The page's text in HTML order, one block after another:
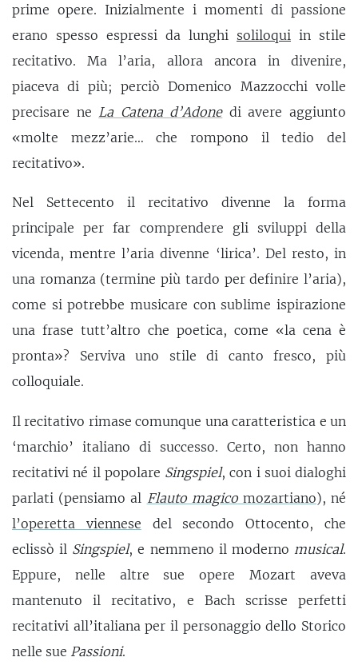
prime opere. Inizialmente i momenti di passione
erano spesso espressi da lunghi soliloqui in stile
recitativo. Ma l’aria, allora ancora in divenire,
piaceva di più; perciò Domenico Mazzocchi volle
precisare ne La Catena d’Adonedi avere aggiunto
«molte mezz’arie… che rompono il tedio del
recitativo».
Nel Settecento il recitativo divenne la forma
principale per far comprendere gli sviluppi della
vicenda, mentre l’aria divenne ‘lirica’. Del resto, in
una romanza (termine più tardo per definire l’aria),
come si potrebbe musicare con sublime ispirazione
una frase tutt’altro che poetica, come «la cena è
pronta»? Serviva uno stile di canto fresco, più
colloquiale.
Il recitativo rimase comunque una caratteristica e un
‘marchio’ italiano di successo. Certo, non hanno
recitativi né il popolare Singspiel, con i suoi dialoghi
parlati (pensiamo al Flauto magicomozartiano), né
l’operetta viennese del secondo Ottocento, che
eclissò il Singspiel, e nemmeno il moderno musical.
Eppure, nelle altre sue opere Mozart aveva
mantenuto il recitativo, e Bach scrisse perfetti
recitativi all’italiana per il personaggio dello Storico
nelle sue Passioni.